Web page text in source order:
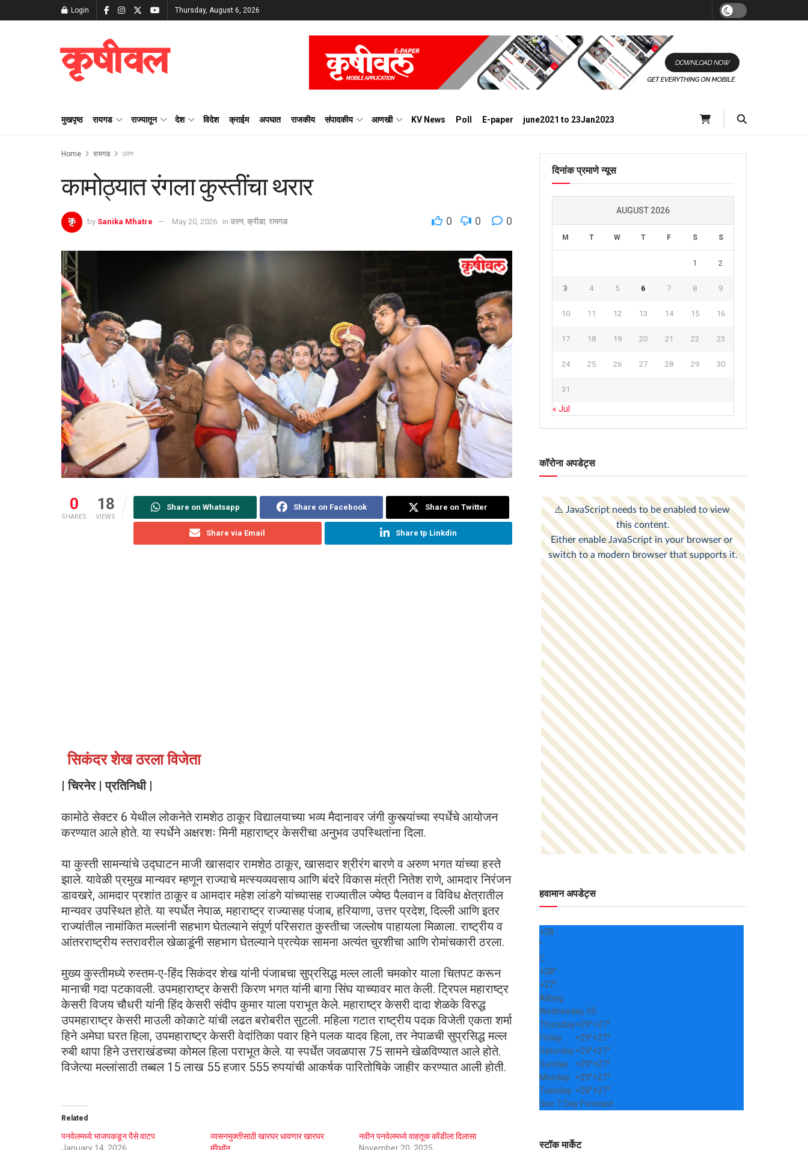
Login Thursday, August 6, 2026
कृषीवल
मुखपृष्ठ रायगड राज्यातून देश विदेश क्राईम अपघात राजकीय संपादकीय आणखी KV News Poll E-paper june2021 to 23Jan2023
Home रायगड उरण
कामोठ्यात रंगला कुस्तींचा थरार
by Sanika Mhatre May 20, 2026 in उरण, क्रीडा, रायगड 0 0 0
0
SHARES
18
VIEWS
Share on Whatsapp Share on Facebook Share on Twitter
Share via Email Share tp Linkdin
सिकंदर शेख ठरला विजेता
| चिरनेर | प्रतिनिधी |
कामोठे सेक्टर 6 येथील लोकनेते रामशेठ ठाकूर विद्यालयाच्या भव्य मैदानावर जंगी कुस्त्यांच्या स्पर्धेचे आयोजन
करण्यात आले होते. या स्पर्धेने अक्षरशः मिनी महाराष्ट्र केसरीचा अनुभव उपस्थितांना दिला.
या कुस्ती सामन्यांचे उद्घाटन माजी खासदार रामशेठ ठाकूर, खासदार श्रीरंग बारणे व अरुण भगत यांच्या हस्ते
झाले. यावेळी प्रमुख मान्यवर म्हणून राज्याचे मत्स्यव्यवसाय आणि बंदरे विकास मंत्री नितेश राणे, आमदार निरंजन
डावखरे, आमदार प्रशांत ठाकूर व आमदार महेश लांडगे यांच्यासह राज्यातील ज्येष्ठ पैलवान व विविध क्षेत्रातील
मान्यवर उपस्थित होते. या स्पर्धेत नेपाळ, महाराष्ट्र राज्यासह पंजाब, हरियाणा, उत्तर प्रदेश, दिल्ली आणि इतर
राज्यांतील नामांकित मल्लांनी सहभाग घेतल्याने संपूर्ण परिसरात कुस्तीचा जल्लोष पाहायला मिळाला. राष्ट्रीय व
आंतरराष्ट्रीय स्तरावरील खेळाडूंनी सहभाग घेतल्याने प्रत्येक सामना अत्यंत चुरशीचा आणि रोमांचकारी ठरला.
मुख्य कुस्तीमध्ये रुस्तम-ए-हिंद सिकंदर शेख यांनी पंजाबचा सुप्रसिद्ध मल्ल लाली चमकोर याला चितपट करून
मानाची गदा पटकावली. उपमहाराष्ट्र केसरी किरण भगत यांनी बागा सिंघ याच्यावर मात केली. ट्रिपल महाराष्ट्र
केसरी विजय चौधरी यांनी हिंद केसरी संदीप कुमार याला पराभूत केले. महाराष्ट्र केसरी दादा शेळके विरुद्ध
उपमहाराष्ट्र केसरी माउली कोकाटे यांची लढत बरोबरीत सुटली. महिला गटात राष्ट्रीय पदक विजेती एकता शर्मा
हिने अमेघा घरत हिला, उपमहाराष्ट्र केसरी वेदांतिका पवार हिने पलक यादव हिला, तर नेपाळची सुप्रसिद्ध मल्ल
रुबी थापा हिने उत्तराखंडच्या कोमल हिला पराभूत केले. या स्पर्धेत जवळपास 75 सामने खेळविण्यात आले होते.
विजेत्या मल्लांसाठी तब्बल 15 लाख 55 हजार 555 रुपयांची आकर्षक पारितोषिके जाहीर करण्यात आली होती.
Related
पनवेलमध्ये भाजपकडून पैसे वाटप
व्यसनमुक्तीसाठी खारघर धावणार खारघर
नवीन पनवेलमध्ये वाहतूक कोंडीला दिलासा
दिनांक प्रमाणे न्यूस
AUGUST 2026
M T W T F S S
1 2
3 4 5 6 7 8 9
10 11 12 13 14 15 16
17 18 19 20 21 22 23
24 25 26 27 28 29 30
31
« Jul
कॉरोना अपडेट्स
हवामान अपडेट्स
+28
°
C
+28°
+27°
Alibag
Wednesday, 05
Thursday+29°+27°
Friday
+29°+27°
Saturday+29°+27°
Sunday
+29°+27°
Monday
+29°+27°
Tuesday +28°+27°
See 7-Day Forecast
स्टॉक मार्केट